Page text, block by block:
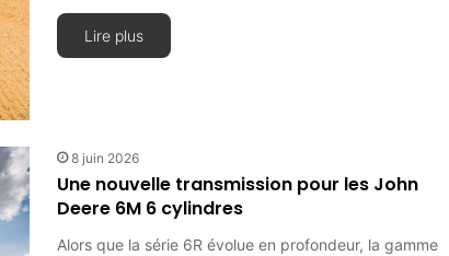
Lire plus
8 juin 2026
Une nouvelle transmission pour les John
Deere 6M 6 cylindres
Alors que la série 6R évolue en profondeur, la gamme